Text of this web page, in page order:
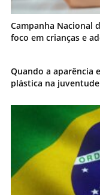
Campanha Nacional
foco em crianças e
Quando a aparência
plástica na juventude